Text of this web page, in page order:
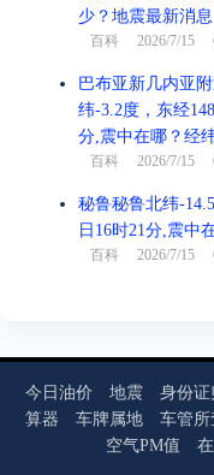
少？地震最新消息
百科 2026/7/15
巴布亚新几内亚
纬-3.2度，东经
分,震中在哪？经
百科 2026/7/15
秘鲁秘鲁北纬-
日16时21分,震中
百科 2026/7/15
今日油价 地震 身份
算器
车牌属地 车管所
空气PM值